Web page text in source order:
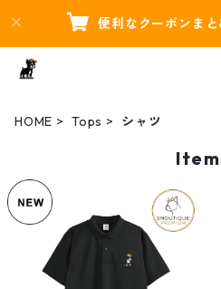
便利なクーポンま
HOME Tops シャツ